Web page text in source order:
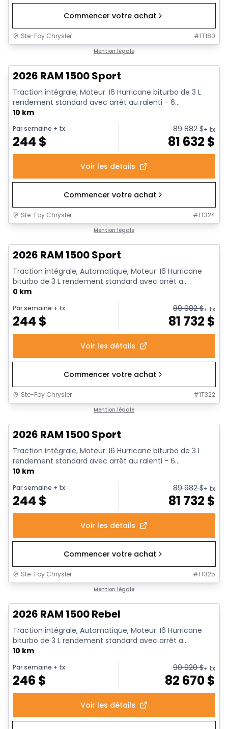
Commencer votre achat
Ste-Foy Chrysler #1T180
Mention légale
2026 RAM 1500 Sport
Traction intégrale, Moteur: I6 Hurricane biturbo de 3 L
rendement standard avec arrêt au ralenti - 6...
10 km
Par semaine + tx
244 $
89 882$+ tx
81 632 $
Voir les détails
Commencer votre achat
Ste-Foy Chrysler #1T324
Mention légale
2026 RAM 1500 Sport
Traction intégrale, Automatique, Moteur: I6 Hurricane
biturbo de 3 L rendement standard avec arrêt a...
0 km
Par semaine + tx
244 $
89 982$+ tx
81 732 $
Voir les détails
Commencer votre achat
Ste-Foy Chrysler #1T322
Mention légale
2026 RAM 1500 Sport
Traction intégrale, Moteur: I6 Hurricane biturbo de 3 L
rendement standard avec arrêt au ralenti - 6...
10 km
Par semaine + tx
244 $
89 982$+ tx
81 732 $
Voir les détails
Commencer votre achat
Ste-Foy Chrysler #1T325
Mention légale
2026 RAM 1500 Rebel
Traction intégrale, Automatique, Moteur: I6 Hurricane
biturbo de 3 L rendement standard avec arrêt a...
10 km
Par semaine + tx
246 $
90 920$+ tx
82 670$
Voir les détails